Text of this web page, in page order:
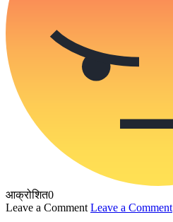
आक्रोशित0
Leave a Comment Leave a Comment